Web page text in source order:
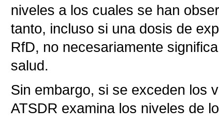
niveles a los cuales se han
tanto, incluso si una dosis de
RfD, no necesariamente
salud.
Sin embargo, si se exceden los
ATSDR examina los niveles de